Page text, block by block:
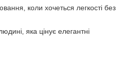
коли хочеться легкості без
яка цінує елегантні